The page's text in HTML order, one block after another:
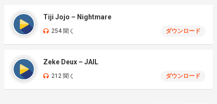
Tiji Jojo – Nightmare
254 聞く ダウンロード
Zeke Deux – JAIL
212 聞く ダウンロード